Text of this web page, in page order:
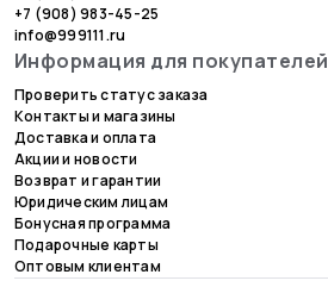
+7 (908) 983-45-25
info@999111.ru
Информация для покупателей
Проверить статус заказа
Контакты и магазины
Доставка и оплата
Акции и новости
Возврат и гарантии
Юридическим лицам
Бонусная программа
Подарочные карты
Оптовым клиентам